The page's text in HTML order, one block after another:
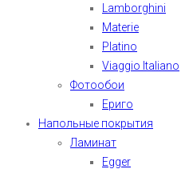
Lamborghini
Materie
Platino
Viaggio Italiano
Фотообои
Ериго
Напольные покрытия
Ламинат
Egger